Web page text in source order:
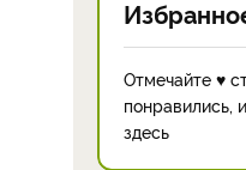
Отмечайте ♥
понравились,
здесь